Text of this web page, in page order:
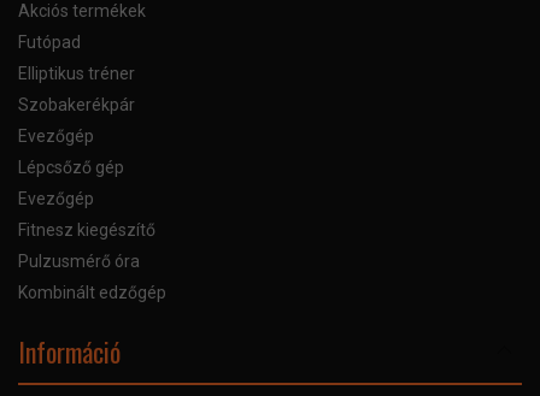
Akciós termékek
Futópad
Elliptikus tréner
Szobakerékpár
Evezőgép
Lépcsőző gép
Evezőgép
Fitnesz kiegészítő
Pulzusmérő óra
Kombinált edzőgép
Információ